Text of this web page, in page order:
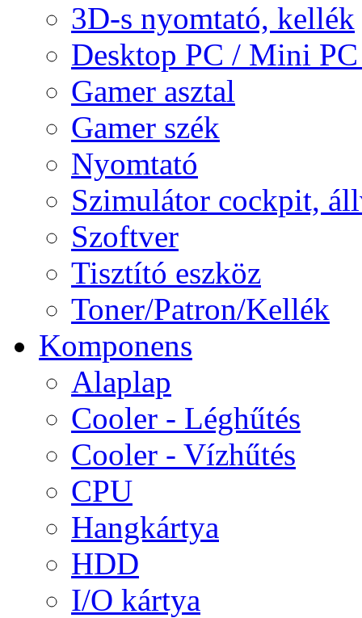
3D-s nyomtató, kellék
Desktop PC / Mini
Gamer asztal
Gamer szék
Nyomtató
Szimulátor cockpit,
Szoftver
Tisztító eszköz
Toner/Patron/Kellék
Komponens
Alaplap
Cooler - Léghűtés
Cooler - Vízhűtés
CPU
Hangkártya
HDD
I/O kártya